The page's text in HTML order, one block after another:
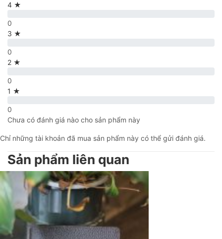
4 ★
0
3 ★
0
2 ★
0
1 ★
0
Chưa có đánh giá nào cho sản phẩm này
Chỉ những tài khoản đã mua sản phẩm này có thể gửi đánh giá.
Sản phẩm liên quan